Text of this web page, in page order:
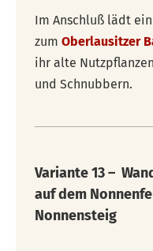
Im Anschluß lädt
zum Oberlausitzer
ihr alte
und Schnubbern.
Variante 13 –
auf dem
Nonnensteig